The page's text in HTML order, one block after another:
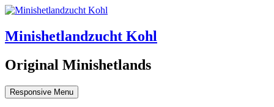
Minishetlandzucht Kohl
Original Minishetlands
Responsive Menu